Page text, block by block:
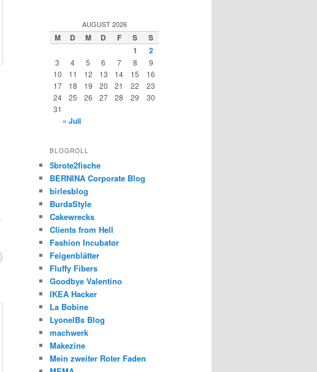
AUGUST 2026
M D M D F S
S
1
2
3 4 5 6 7 8
9
10
11 12 13 14 15
16
17
18 19 20 21 22
23
24
25 26 27 28 29
30
31
« Juli
BLOGROLL
5brote2fische
BERNINA Corporate Blog
birlesblog
BurdaStyle
Cakewrecks
Clients from Hell
Fashion Incubator
Feigenblätter
Fluffy Fibers
Goodbye Valentino
IKEA Hacker
La Bobine
LyonelBs Blog
machwerk
Makezine
Mein zweiter Roter Faden